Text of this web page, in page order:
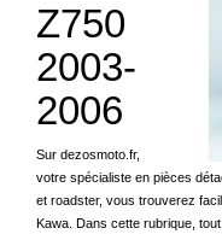
Z750
2003-
2006
Sur dezosmoto.fr,
votre spécialiste en pièces
et roadster, vous trouverez
Kawa. Dans cette rubrique,